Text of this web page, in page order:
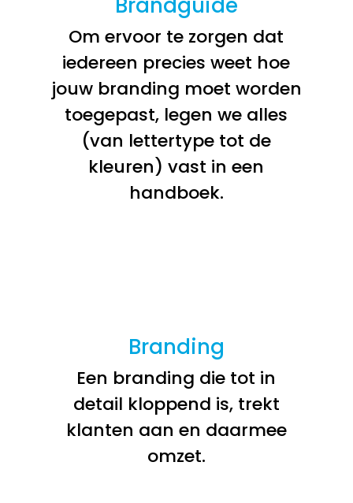
Om ervoor te zorgen dat
iedereen precies weet hoe
jouw branding moet worden
toegepast, legen we alles
(van lettertype tot de
kleuren) vast in een
handboek.
Branding
Een branding die tot in
detail kloppend is, trekt
klanten aan en daarmee
omzet.